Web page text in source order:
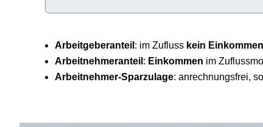
Arbeitgeberanteil : im Zufluss kein Einkommen
Arbeitnehmeranteil : Einkommen im
Arbeitnehmer-Sparzulage: anrechnungsfrei,